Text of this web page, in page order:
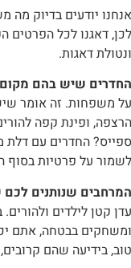
אנחנו יודעים בדיוק מה
לכן, דאגנו לכל
ונטולת דאגות.
החדרים שיש בהם
על משפחות. זה אומר
הרצפה, ופינת קפה
ספייס? החדרים עם
לשמור על פרטיות בסוף
המרחבים שנותנים
עדן קטן לילדים
ומשחקים בבטחה, אתם
טוב, בידיעה שהם